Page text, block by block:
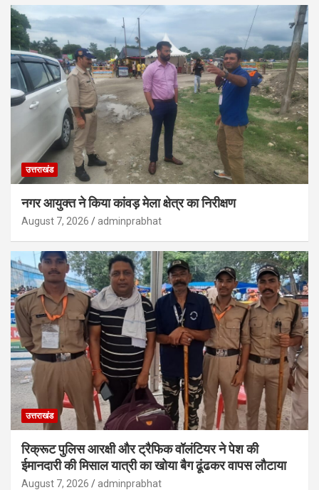
उत्तराखंड
नगर आयुक्त ने किया कांवड़ मेला क्षेत्र का निरीक्षण
August 7, 2026 adminprabhat
उत्तराखंड
रिक्रूट पुलिस आरक्षी और ट्रैफिक वॉलंटियर ने पेश की
ईमानदारी की मिसाल यात्री का खोया बैग ढूंढकर वापस लौटाया
August 7, 2026 adminprabhat